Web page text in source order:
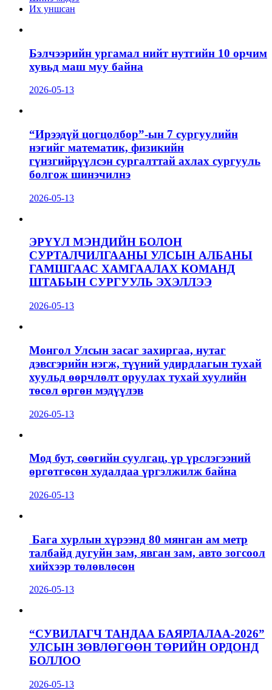
Их уншсан
Бэлчээрийн ургамал нийт нутгийн 10 орчим
хувьд маш муу байна
2026-05-13
“Ирээдүй цогцолбор”-ын 7 сургуулийн
нэгийг математик, физикийн
гүнзгийрүүлсэн сургалттай ахлах сургууль
болгож шинэчилнэ
2026-05-13
ЭРҮҮЛ МЭНДИЙН БОЛОН
СУРТАЛЧИЛГААНЫ УЛСЫН АЛБАНЫ
ГАМШГААС ХАМГААЛАХ КОМАНД
ШТАБЫН СУРГУУЛЬ ЭХЭЛЛЭЭ
2026-05-13
Монгол Улсын засаг захиргаа, нутаг
дэвсгэрийн нэгж, түүний удирдлагын тухай
хуульд өөрчлөлт оруулах тухай хуулийн
төсөл өргөн мэдүүлэв
2026-05-13
Мод бут, сөөгийн суулгац, үр үрслэгээний
өргөтгөсөн худалдаа үргэлжилж байна
2026-05-13
Бага хурлын хүрээнд 80 мянган ам метр
талбайд дугуйн зам, явган зам, авто зогсоол
хийхээр төлөвлөсөн
2026-05-13
“СУВИЛАГЧ ТАНДАА БАЯРЛАЛАА-2026”
УЛСЫН ЗӨВЛӨГӨӨН ТӨРИЙН ОРДОНД
БОЛЛОО
2026-05-13